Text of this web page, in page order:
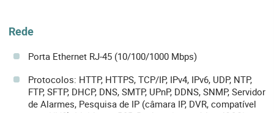
Rede
Porta Ethernet RJ-45 (10/100/1000 Mbps)
Protocolos: HTTP, HTTPS, TCP/IP, IPv4, IPv6, UDP, NTP,
FTP, SFTP, DHCP, DNS, SMTP, UPnP, DDNS, SNMP, Servidor
de Alarmes, Pesquisa de IP (câmara IP, DVR, compatível